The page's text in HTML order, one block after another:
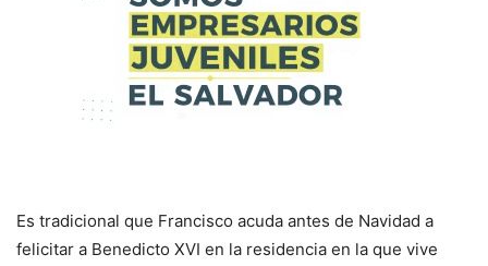
Es tradicional que Francisco acuda antes de Navidad a
felicitar a Benedicto XVI en la residencia en la que vive